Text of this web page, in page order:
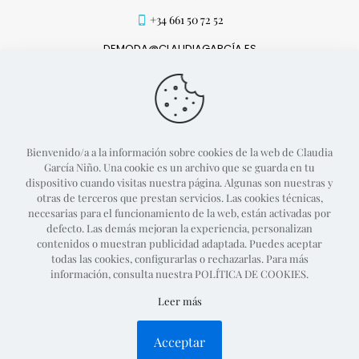
+34 661 50 72 52
DEMODA@CLAUDIAGARCÍA.ES
MÉTODOS DE PAGO
Bienvenido/a a la información sobre cookies de la web de Claudia
García Niño. Una cookie es un archivo que se guarda en tu
dispositivo cuando visitas nuestra página. Algunas son nuestras y
otras de terceros que prestan servicios. Las cookies técnicas,
necesarias para el funcionamiento de la web, están activadas por
defecto. Las demás mejoran la experiencia, personalizan
contenidos o muestran publicidad adaptada. Puedes aceptar
todas las cookies, configurarlas o rechazarlas. Para más
información, consulta nuestra POLÍTICA DE COOKIES.
Leer más
Acceptar